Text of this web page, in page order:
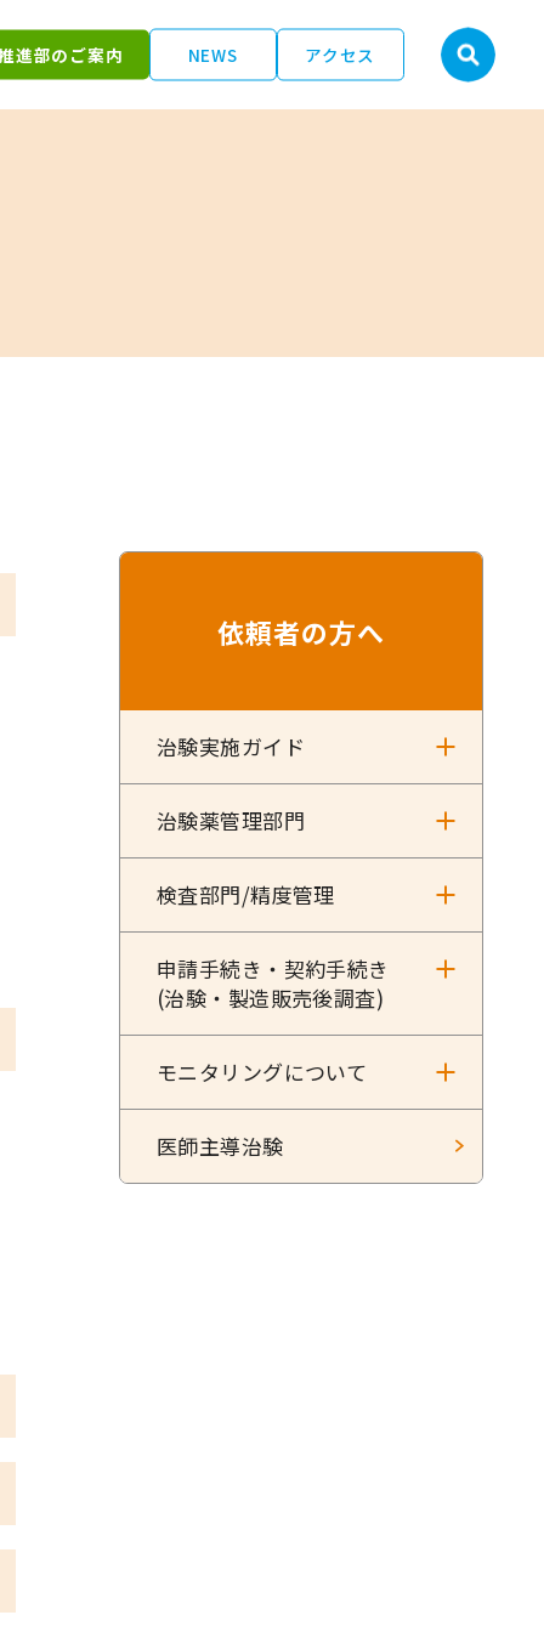
進部のご案内 NEWS アクセス
依頼者の方へ
治験実施ガイド
治験薬管理部門
検査部門/精度管理
申請手続き・契約手続き
(治験・製造販売後調査)
モニタリングについて
医師主導治験